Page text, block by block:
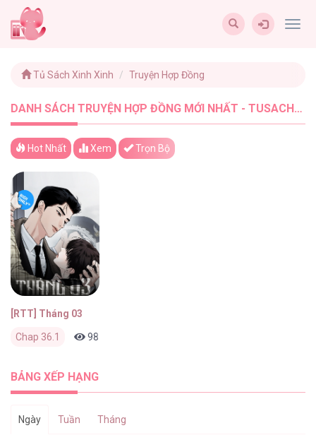
Tủ Sách Xinh Xinh Truyện Hợp Đồng
DANH SÁCH TRUYỆN HỢP ĐỒNG MỚI NHẤT - TUSACHXINHXINH (1)
Hot Nhất Xem Trọn Bộ
[RTT] Tháng 03
Chap 36.1 987
BẢNG XẾP HẠNG
Ngày Tuần Tháng